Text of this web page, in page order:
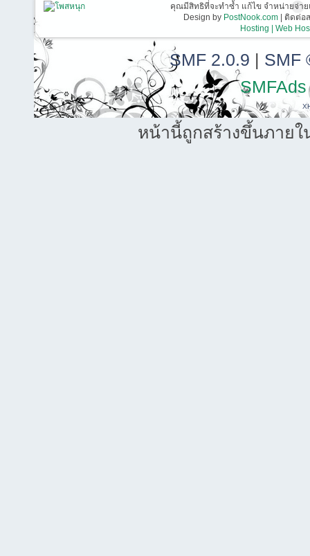
คุณมีสิทธิที่จะทำซ้ำ แก้ไข จำหน่ายจ่า
Design by PostNook.com| ติดต่อส
Hosting | Web
SMF 2.0.9 | SMF
SMFAds
หน้านี้ถูกสร้างขึ้นภายใ